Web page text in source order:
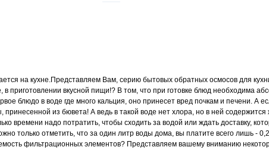
Размещение:
Габариты (ш/в/г) мм:
Тип фильтрации:
Производительность, л/сут.:
на кухне.Представляем Вам, серию бытовых обратных осмосов для
приготовлении вкусной пищи!? В том, что при готовке блюд необходима
блюдо в воде где много кальция, оно принесет вред почкам и печени. А
принесенной из бювета! А ведь в такой воде нет хлора, но в ней
времени надо потратить, чтобы сходить за водой или ждать доставку,
только отметить, что за один литр воды дома, вы платите всего лишь -
фильтрационных элементов? Представляем вашему вниманию